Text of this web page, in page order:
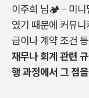
이주희 님🏕–미니
였기 때문에 커뮤
급이나 계약 조건
재무나 회계 관련
행 과정에서 그 점